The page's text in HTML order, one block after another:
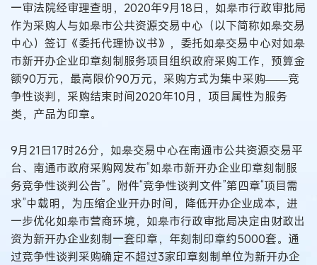
一审法院经审理查明，2020年9月18日，如皋市行政审批局
作为采购人与如皋市公共资源交易中心（以下简称如皋交易
中心）签订《委托代理协议书》，委托如皋交易中心对如皋
市新开办企业印章刻制服务项目组织政府采购工作，预算金
额90万元，最高限价90万元，采购方式为集中采购——竞
争性谈判，采购结束时间2020年10月，项目属性为服务
类，产品为印章。
9月21日17时26分，如皋交易中心在南通市公共资源交易平
台、南通市政府采购网发布“如皋市新开办企业印章刻制服
务竞争性谈判公告”。附件“竞争性谈判文件”第四章“项目需
求”中载明，为压缩企业开办时间，降低开办企业成本，进
一步优化如皋市营商环境，如皋市行政审批局决定由财政出
资为新开办企业刻制一套印章，年刻制印章约5000套。通
过竞争性谈判采购确定不超过3家印章刻制单位为新开办企